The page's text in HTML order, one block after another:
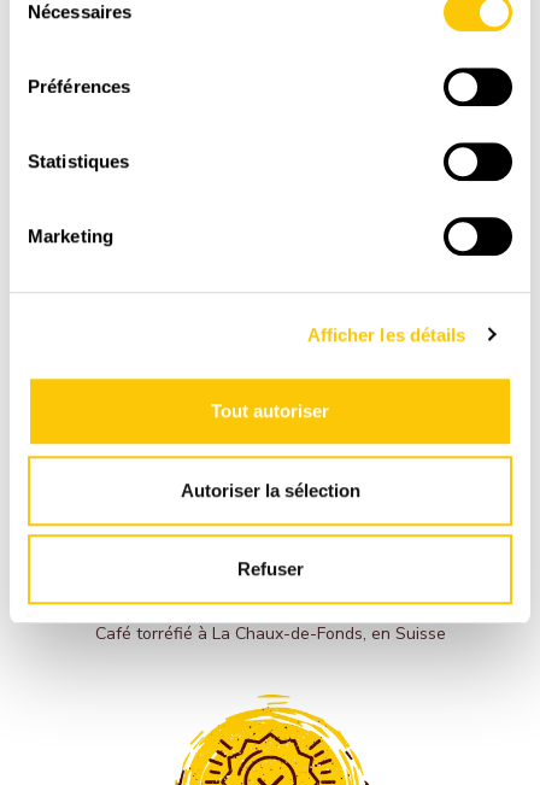
Nécessaires
Préférences
Statistiques
Marketing
Afficher les détails
Tout autoriser
Autoriser la sélection
Refuser
Café torréfié à La Chaux-de-Fonds, en Suisse